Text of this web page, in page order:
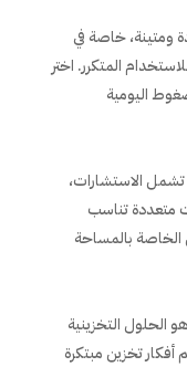
ومتينة، خاصة في
المتكرر. اختر
اليومية
الاستشارات،
متعددة تناسب
بالمساحة
الحلول التخزينية
تخزين مبتكرة